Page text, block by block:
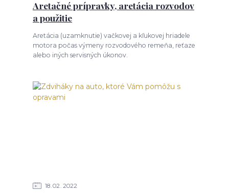
Aretačné prípravky, aretácia rozvodov
a použitie
Aretácia (uzamknutie) vačkovej a kľukovej hriadele
motora počas výmeny rozvodového remeňa, reťaze
alebo iných servisných úkonov.
18 02 2022